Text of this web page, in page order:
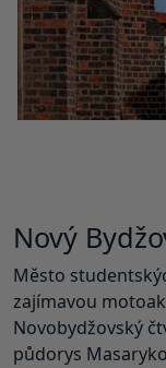
Nový
Město
zajímavou
Novobydžovský
půdorys